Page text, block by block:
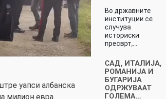
уапси албанска
милион евра.
Во државните
институции се
случува
историски
пресврт,…
САД, ИТАЛИЈА,
РОМАНИЈА И
БУГАРИЈА
ОДРЖУВААТ
ГОЛЕМА…